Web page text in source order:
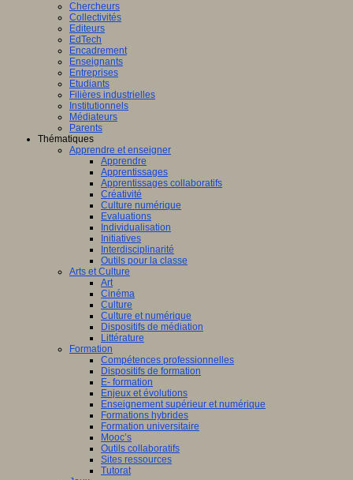
Chercheurs
Collectivités
Editeurs
EdTech
Encadrement
Enseignants
Entreprises
Etudiants
Filières industrielles
Institutionnels
Médiateurs
Parents
Thématiques
Apprendre et enseigner
Apprendre
Apprentissages
Apprentissages collaboratifs
Créativité
Culture numérique
Evaluations
Individualisation
Initiatives
Interdisciplinarité
Outils pour la classe
Arts et Culture
Art
Cinéma
Culture
Culture et numérique
Dispositifs de médiation
Littérature
Formation
Compétences professionnelles
Dispositifs de formation
E- formation
Enjeux et évolutions
Enseignement supérieur et numérique
Formations hybrides
Formation universitaire
Mooc’s
Outils collaboratifs
Sites ressources
Tutorat